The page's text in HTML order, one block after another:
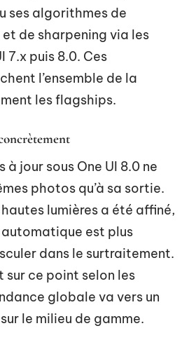
ses algorithmes de
de sharpening via les
7.x puis 8.0. Ces
l’ensemble de la
les flagships.
à jour sous One UI 8.0 ne
photos qu’à sa sortie.
lumières a été affiné,
automatique est plus
dans le surtraitement.
sur ce point selon les
globale va vers un
le milieu de gamme.